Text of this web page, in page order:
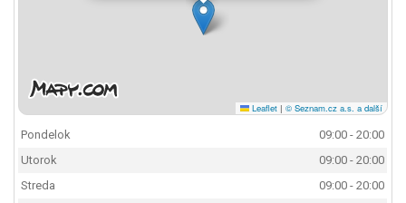
Leaflet | © Seznam.cz a.s. a další
Pondelok
09:00 - 20:00
Utorok
09:00 - 20:00
Streda
09:00 - 20:00